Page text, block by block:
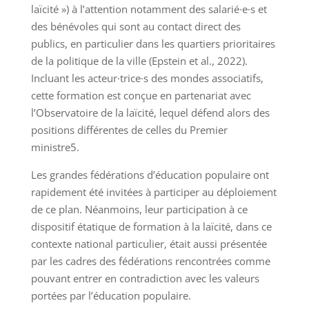
laïcité ») à l’attention notamment des salarié·e·s et
des bénévoles qui sont au contact direct des
publics, en particulier dans les quartiers prioritaires
de la politique de la ville (Epstein et al., 2022).
Incluant les acteur·trice·s des mondes associatifs,
cette formation est conçue en partenariat avec
l’Observatoire de la laïcité, lequel défend alors des
positions différentes de celles du Premier
ministre5.
Les grandes fédérations d’éducation populaire ont
rapidement été invitées à participer au déploiement
de ce plan. Néanmoins, leur participation à ce
dispositif étatique de formation à la laïcité, dans ce
contexte national particulier, était aussi présentée
par les cadres des fédérations rencontrées comme
pouvant entrer en contradiction avec les valeurs
portées par l’éducation populaire.